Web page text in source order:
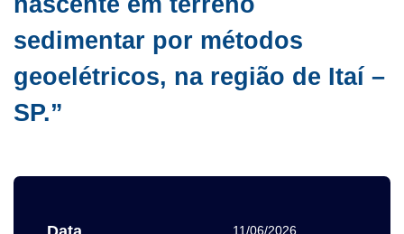
sedimentar por métodos
geoelétricos, na região de Itaí –
SP.”
11/06/2026